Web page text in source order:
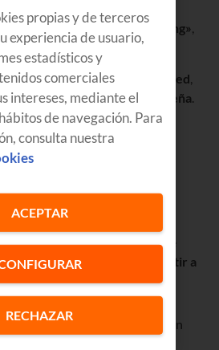
Allí encontrarás la opción
el botón«Tethering»,
debajo elnombre de tu red,
para introducir lacontraseña.
DESDE iOS
tendrás que pulsar el icono de
y activar la opción
«Permitir a
propias y de terceros
experiencia de usuario,
estadísticos y
comerciales
intereses, mediante el
de navegación. Para
consulta nuestra
RECHAZAR
ACEPTAR